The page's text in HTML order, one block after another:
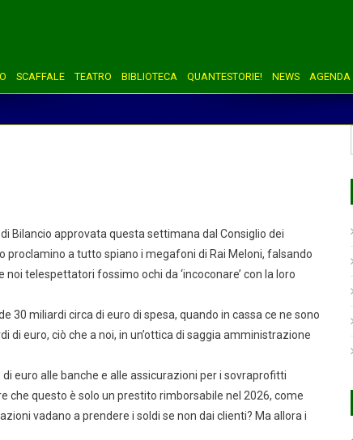
SCAFFALE TEATRO BIBLIOTECA QUANTESTORIE! NEWS AGENDA
Bilancio approvata questa settimana dal Consiglio dei
proclamino a tutto spiano i megafoni di Rai Meloni, falsando
telespettatori fossimo ochi da ‘incoconare’ con la loro
30 miliardi circa di euro di spesa, quando in cassa ce ne sono
euro, ciò che a noi, in un’ottica di saggia amministrazione
euro alle banche e alle assicurazioni per i sovraprofitti
questo è solo un prestito rimborsabile nel 2026, come
vadano a prendere i soldi se non dai clienti? Ma allora i